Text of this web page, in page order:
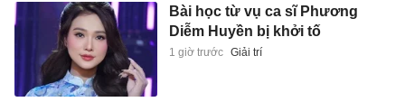
Bài học từ vụ ca sĩ Phương
Diễm Huyền bị khởi tố
1 giờ trước Giải trí